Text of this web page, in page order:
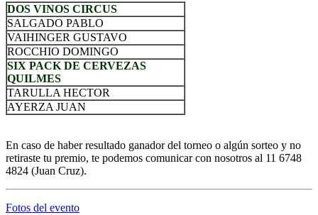
DOS VINOS CIRCUS
SALGADO PABLO
VAIHINGER GUSTAVO
ROCCHIO DOMINGO
SIX PACK DE CERVEZAS
QUILMES
TARULLA HECTOR
AYERZA JUAN
En caso de haber resultado ganador del torneo o algún sorteo y no
retiraste tu premio, te podemos comunicar con nosotros al 11 6748
4824 (Juan Cruz).
Fotos del evento